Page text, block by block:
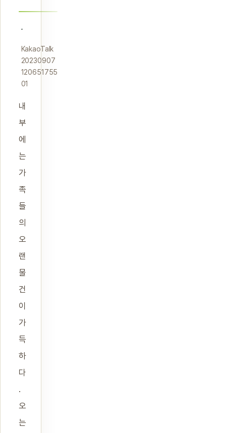
KakaoTalk
20230907
120651755
01
내
부
에
는
가
족
들
의
오
랜
물
건
이
가
득
하
다
.
오
는